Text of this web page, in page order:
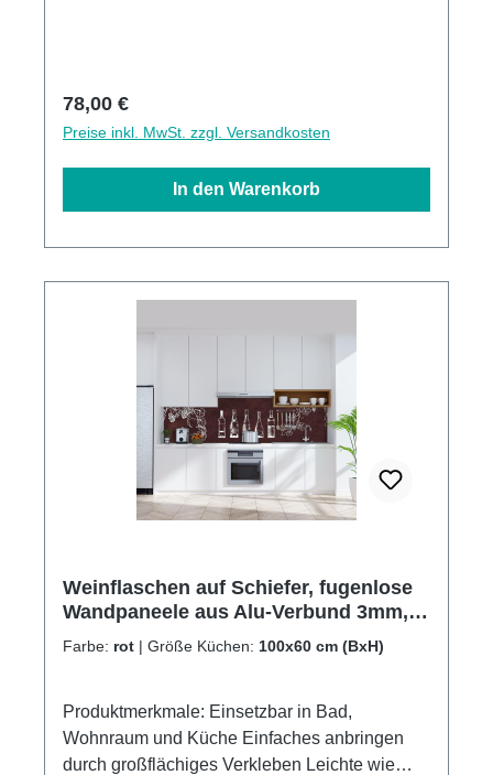
Regulärer Preis:
78,00 €
Preise inkl. MwSt. zzgl. Versandkosten
In den Warenkorb
Weinflaschen auf Schiefer, fugenlose
Wandpaneele aus Alu-Verbund 3mm,
Küchenrückwand
Farbe: rot | Größe Küchen: 100x60 cm (BxH)
Produktmerkmale: Einsetzbar in Bad,
Wohnraum und Küche Einfaches anbringen
durch großflächiges Verkleben Leichte wie